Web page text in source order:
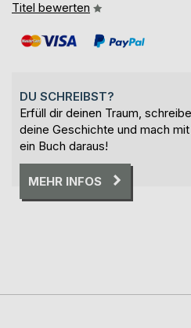
Titel bewerten
DU SCHREIBST?
Erfüll dir deinen Traum, schreibe
deine Geschichte und mach
ein Buch daraus!
MEHR INFOS